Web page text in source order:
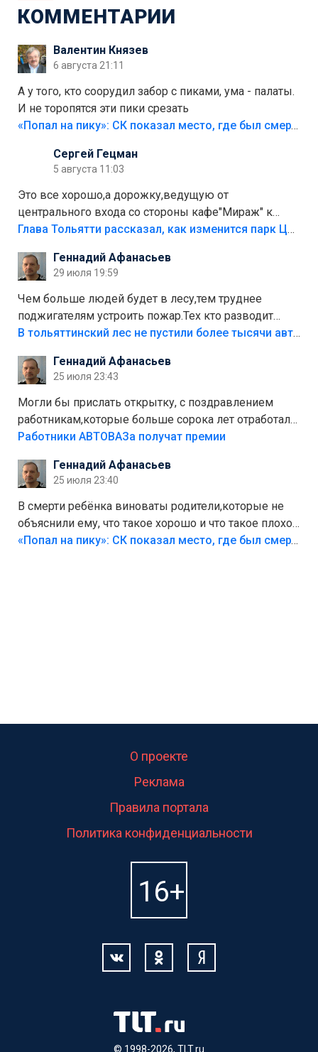
КОММЕНТАРИИ
Валентин Князев
6 августа 21:11
А у того, кто соорудил забор с пиками, ума - палаты.
И не торопятся эти пики срезать
«Попал на пику»: СК показал место, где был смертельно травмирован ребенок в Тольятти
Сергей Гецман
5 августа 11:03
Это все хорошо,а дорожку,ведущую от
центрального входа со стороны кафе"Мираж" к
аттракционам слабо доделать?А то бордюры
лежала в парке и испортилась.Да еще,видимо,часть
украли.
Глава Тольятти рассказал, как изменится парк Центрального района
Геннадий Афанасьев
29 июля 19:59
Чем больше людей будет в лесу,тем труднее
поджигателям устроить пожар.Тех кто разводит
костры,тех надо безбожно штрафовать.Камер полно
Штрафы мизерные.
В тольяттинский лес не пустили более тысячи автомобилей
Геннадий Афанасьев
25 июля 23:43
Могли бы прислать открытку, с поздравлением
работникам,которые больше сорока лет отработали
на предприятии.
Работники АВТОВАЗа получат премии
Геннадий Афанасьев
25 июля 23:40
В смерти ребёнка виноваты родители,которые не
объяснили ему, что такое хорошо и что такое плохо!
Лезть через такой забор,верх безумия,есть же
«Попал на пику»: СК показал место, где был смертельно травмирован ребенок в Тольятти
© 1998-2026, TLT.ru
О проекте
Реклама
Правила портала
Политика конфиденциальности